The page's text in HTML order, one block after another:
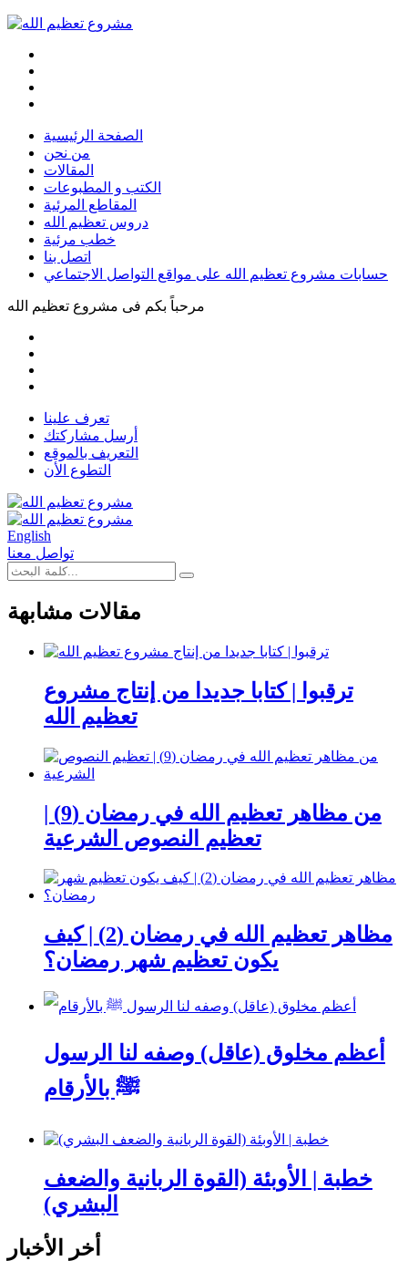
الصفحة الرئيسية
من نحن
المقالات
الكتب و المطبوعات
المقاطع المرئية
دروس تعظيم الله
خطب مرئية
اتصل بنا
حسابات مشروع تعظيم الله على مواقع التواصل الاجتماعي
مرحباً بكم فى مشروع تعظيم الله
تعرف علينا
أرسل مشاركتك
التعريف بالموقع
التطوع الأن
English
تواصل معنا
مقالات مشابهة
ترقبوا | كتابا جديدا من إنتاج مشروع
تعظيم الله
من مظاهر تعظيم الله في رمضان (9) |
تعظيم النصوص الشرعية
مظاهر تعظيم الله في رمضان (2) | كيف
يكون تعظيم شهر رمضان؟
أعظم مخلوق (عاقل) وصفه لنا الرسول
ﷺ بالأرقام
خطبة | الأوبئة (القوة الربانية والضعف
البشري)
أخر الأخبار